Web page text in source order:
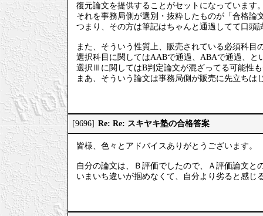
復元論文を提供することがセットになっています
それを事務局側が選別・抜粋したものが「合格論
つまり、その方は筆記はちゃんと通過してて口頭
また、そういう性質上、販売されている必須科
選択科目に関してはAABで通過、ABAで通過、と
選択Ⅲに関してはB判定論文が混ざってる可能性
まあ、そういう論文は事務局側が販売に先立ち
[9696] Re: Re: スキヤキ塾の合格答案
皆様、色々とアドバイスありがとうございます。
自分の論文は、Ｂ評価でしたので、Ａ評価論文と
いまいち違いが掴めなくて、自分より劣ると感